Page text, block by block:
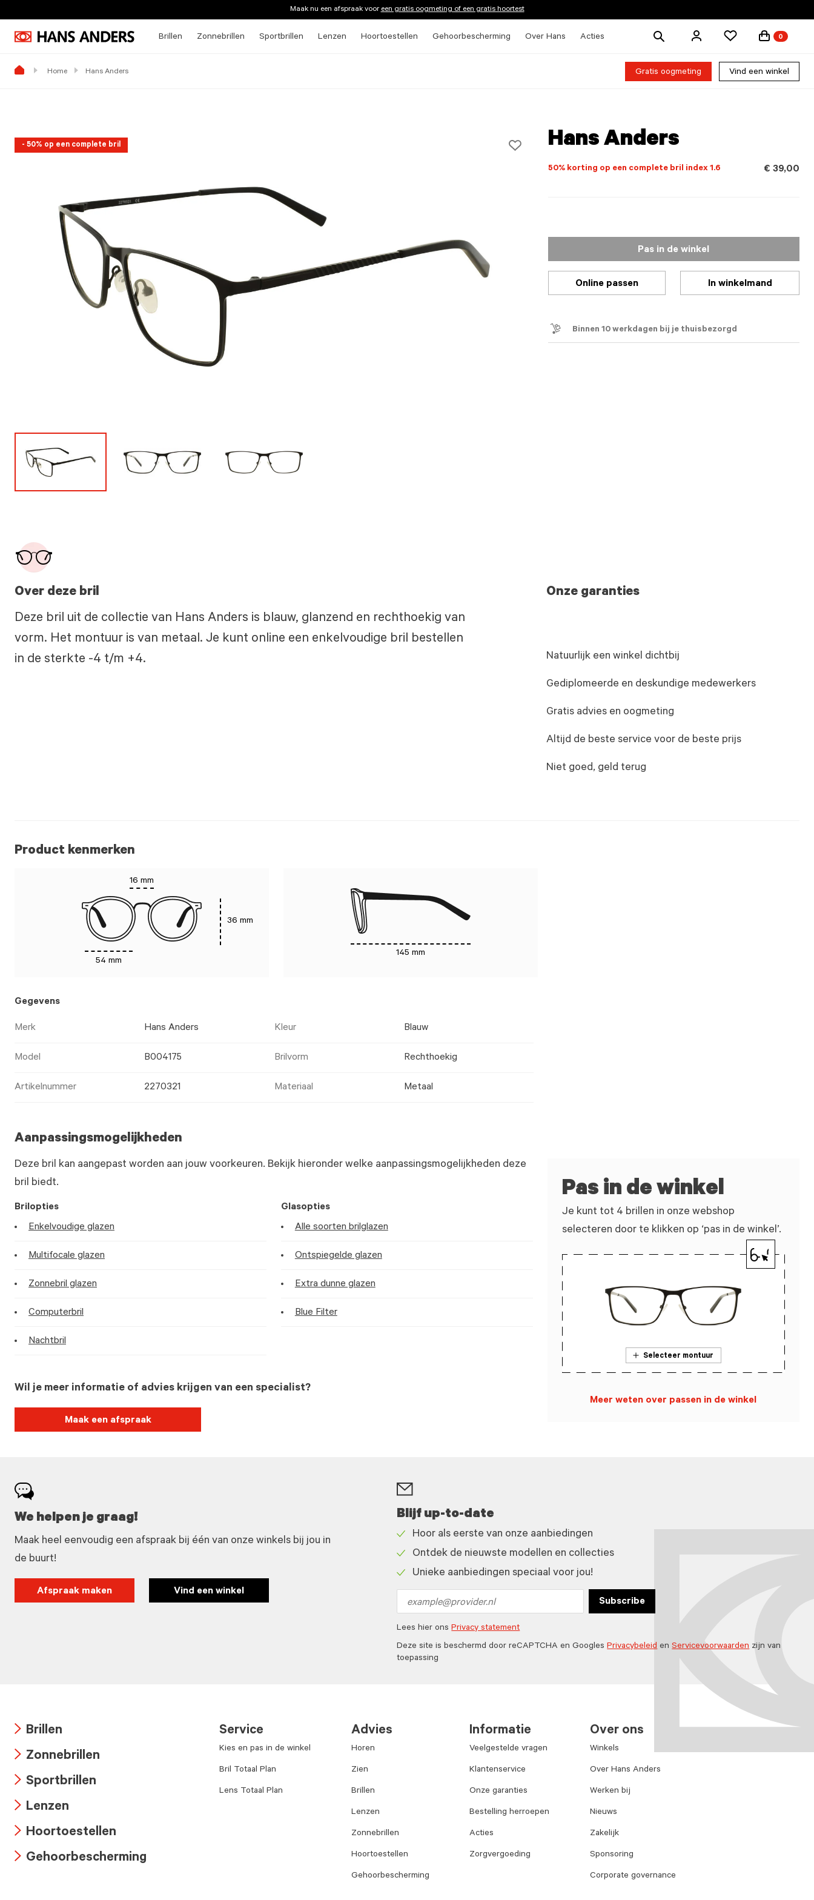
Maak nu een afspraak vooreen gratis oogmeting of een gratis hoortest
Brillen Zonnebrillen Sportbrillen Lenzen Hoortoestellen Gehoorbescherming Over Hans Acties
Zoek
0
Home Hans Anders Gratis oogmeting Vind een winkel
- 50% op een complete bril Hans Anders
50% korting op een complete bril index 1.6 € 39,00
Pas in de winkel
Online passen In winkelmand
Binnen 10 werkdagen bij je thuisbezorgd
Over deze bril
Deze bril uit de collectie van Hans Anders is blauw, glanzend en rechthoekig van
vorm. Het montuur is van metaal. Je kunt online een enkelvoudige bril bestellen
in de sterkte -4 t/m +4.
Onze garanties
Natuurlijk een winkel dichtbij
Gediplomeerde en deskundige medewerkers
Gratis advies en oogmeting
Altijd de beste service voor de beste prijs
Niet goed, geld terug
Product kenmerken
16 mm
54 mm
36 mm
145 mm
Gegevens
Merk Hans Anders Kleur Blauw
Model B004175 Brilvorm Rechthoekig
Artikelnummer 2270321 Materiaal Metaal
Aanpassingsmogelijkheden
Deze bril kan aangepast worden aan jouw voorkeuren. Bekijk hieronder welke aanpassingsmogelijkheden deze
bril biedt.
Brilopties
Enkelvoudige glazen
Multifocale glazen
Zonnebril glazen
Computerbril
Nachtbril
Glasopties
Alle soorten brilglazen
Ontspiegelde glazen
Extra dunne glazen
Blue Filter
Wil je meer informatie of advies krijgen van een specialist?
Maak een afspraak
Pas in de winkel
Je kunt tot 4 brillen in onze webshop
selecteren door te klikken op ‘pas in de winkel’.
Selecteer montuur
Meer weten over passen in de winkel
We helpen je graag!
Maak heel eenvoudig een afspraak bij één van onze winkels bij jou in
de buurt!
Afspraak maken Vind een winkel
Blijf up-to-date
icon
Hoor als eerste van onze aanbiedingen
icon
Ontdek de nieuwste modellen en collecties
Unieke aanbiedingen speciaal voor jou!
address
Subscribe
Lees hier onsPrivacy statement
Deze site is beschermd door reCAPTCHA en GooglesPrivacybeleidenServicevoorwaardenzijn van
toepassing
icon
Brillen
icon
Zonnebrillen
icon
Sportbrillen
icon
Lenzen
icon
Hoortoestellen
Gehoorbescherming
Service
Kies en pas in de winkel
Bril Totaal Plan
Lens Totaal Plan
Advies
Horen
Zien
Brillen
Lenzen
Zonnebrillen
Hoortoestellen
Gehoorbescherming
Informatie
Veelgestelde vragen
Klantenservice
Onze garanties
Bestelling herroepen
Acties
Zorgvergoeding
Over ons
Winkels
Over Hans Anders
Werken bij
Nieuws
Zakelijk
Sponsoring
Corporate governance